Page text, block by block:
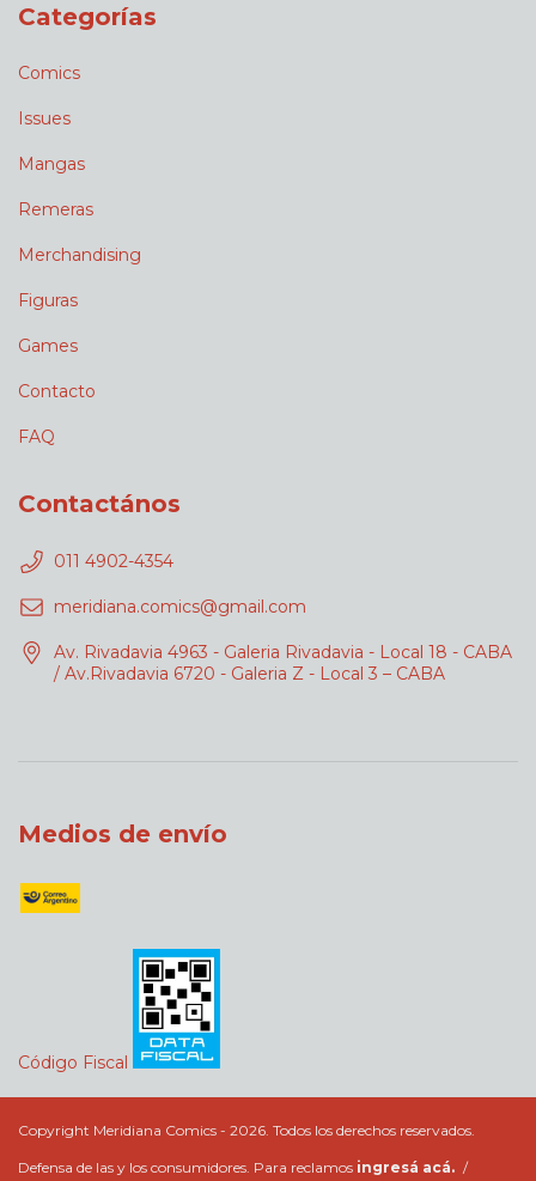
Categorías
Comics
Issues
Mangas
Remeras
Merchandising
Figuras
Games
Contacto
FAQ
Contactános
011 4902-4354
meridiana.comics@gmail.com
Av. Rivadavia 4963 - Galeria Rivadavia - Local 18 - CABA
/ Av.Rivadavia 6720 - Galeria Z - Local 3 – CABA
Medios de envío
Código Fiscal
Copyright Meridiana Comics - 2026. Todos los derechos reservados.
Defensa de las y los consumidores. Para reclamos ingresá acá. /